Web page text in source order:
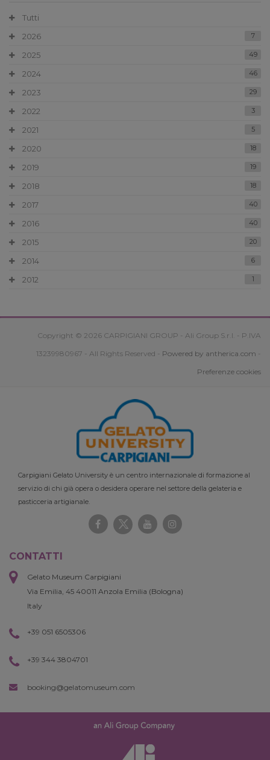
Tutti
2026
7
2025 49
2024 46
2023 29
2022 3
2021 5
2020 18
2019 19
2018 18
2017 40
2016 40
2015 20
2014 6
2012 1
Copyright © 2026 CARPIGIANI GROUP - Ali Group S.r.l. - P.IVA
13239980967 - All Rights Reserved - Powered by antherica.com -
Preferenze cookies
Carpigiani Gelato University è un centro internazionale di formazione al
servizio di chi già opera o desidera operare nel settore della gelateria e
pasticceria artigianale.
CONTATTI
Gelato Museum Carpigiani
Via Emilia, 45 40011 Anzola Emilia (Bologna)
Italy
+39 051 6505306
+39 344 3804701
booking@gelatomuseum.com